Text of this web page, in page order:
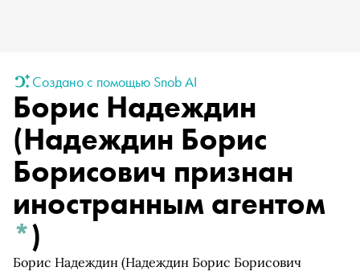
Создано с помощью Snob AI
Борис Надеждин
(Надеждин Борис
Борисович признан
иностранным агентом
*)
Борис Надеждин (Надеждин Борис Борисович